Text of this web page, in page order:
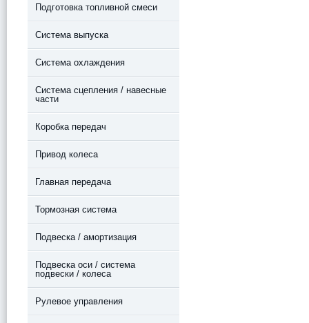
Подготовка топливной смеси
Система выпуска
Система охлаждения
Система сцепления / навесные
части
Коробка передач
Привод колеса
Главная передача
Тормозная система
Подвеска / амортизация
Подвеска оси / система
подвески / колеса
Рулевое управления